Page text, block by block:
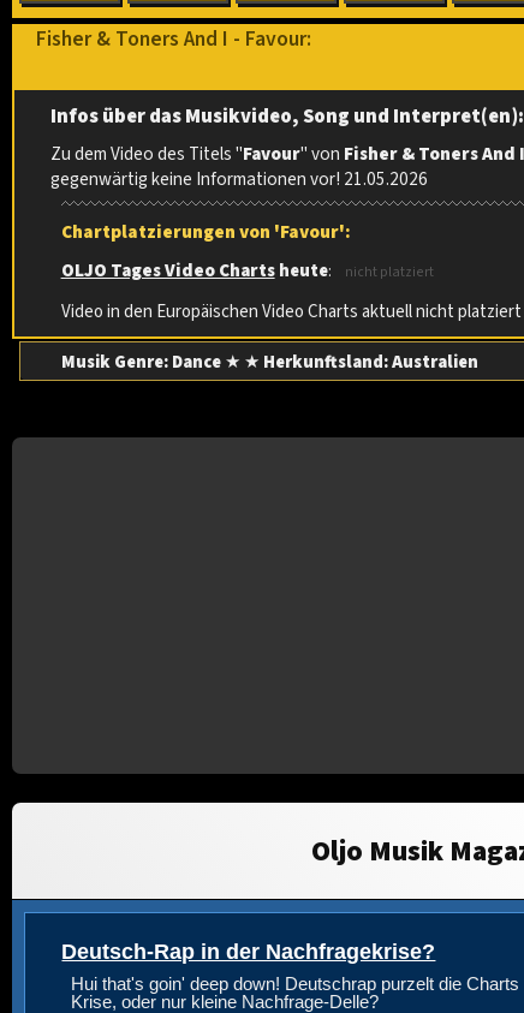
Fisher & Toners And I - Favour:
Infos über das Musikvideo, Song und Interpret(en):
Zu dem Video des Titels "Favour" von Fisher & Toners And I
gegenwärtig keine Informationen vor! 21.05.2026
Chartplatzierungen von 'Favour':
OLJO Tages Video Charts heute: nicht platziert
Video in den Europäischen Video Charts aktuell nicht platziert
Musik Genre: Dance★ ★ Herkunftsland:Australien
Oljo Musik
Deutsch-Rap in der Nachfragekrise?
Hui that's goin' deep down! Deutschrap purzelt die
Krise, oder nur kleine Nachfrage-Delle?